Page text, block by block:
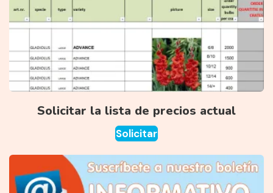
Solicitar la lista de precios actual
Solicitar